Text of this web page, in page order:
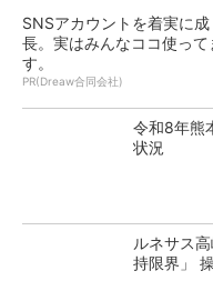
SNSアカウントを着実に成
長。実はみんなココ使って
す。
PR(Dreaw合同会社)
令和8年熊
状況
ルネサス
持限界」